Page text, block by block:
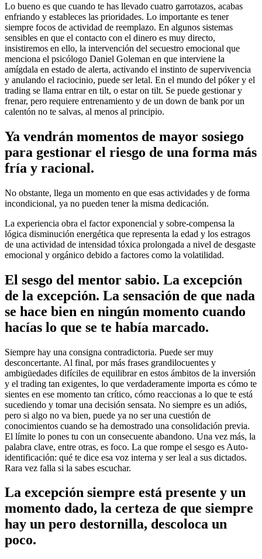
Lo bueno es que cuando te has llevado cuatro garrotazos, acabas
enfriando y estableces las prioridades. Lo importante es tener
siempre focos de actividad de reemplazo. En algunos sistemas
sensibles en que el contacto con el dinero es muy directo,
insistiremos en ello, la intervención del secuestro emocional que
menciona el psicólogo Daniel Goleman en que interviene la
amígdala en estado de alerta, activando el instinto de supervivencia
y anulando el raciocinio, puede ser letal. En el mundo del póker y el
trading se llama entrar en tilt, o estar on tilt. Se puede gestionar y
frenar, pero requiere entrenamiento y de un down de bank por un
calentón no te salvas, al menos al principio.
Ya vendrán momentos de mayor sosiego
para gestionar el riesgo de una forma más
fría y racional.
No obstante, llega un momento en que esas actividades y de forma
incondicional, ya no pueden tener la misma dedicación.
La experiencia obra el factor exponencial y sobre-compensa la
lógica disminución energética que representa la edad y los estragos
de una actividad de intensidad tóxica prolongada a nivel de desgaste
emocional y orgánico debido a factores como la volatilidad.
El sesgo del mentor sabio. La excepción
de la excepción. La sensación de que nada
se hace bien en ningún momento cuando
hacías lo que se te había marcado.
Siempre hay una consigna contradictoria. Puede ser muy
desconcertante. Al final, por más frases grandilocuentes y
ambigüedades difíciles de equilibrar en estos ámbitos de la inversión
y el trading tan exigentes, lo que verdaderamente importa es cómo te
sientes en ese momento tan crítico, cómo reaccionas a lo que te está
sucediendo y tomar una decisión sensata. No siempre es un adiós,
pero si algo no va bien, puede ya no ser una cuestión de
conocimientos cuando se ha demostrado una consolidación previa.
El límite lo pones tu con un consecuente abandono. Una vez más, la
palabra clave, entre otras, es foco. La que rompe el sesgo es Auto-
identificación: qué te dice esa voz interna y ser leal a sus dictados.
Rara vez falla si la sabes escuchar.
La excepción siempre está presente y un
momento dado, la certeza de que siempre
hay un pero destornilla, descoloca un
poco.